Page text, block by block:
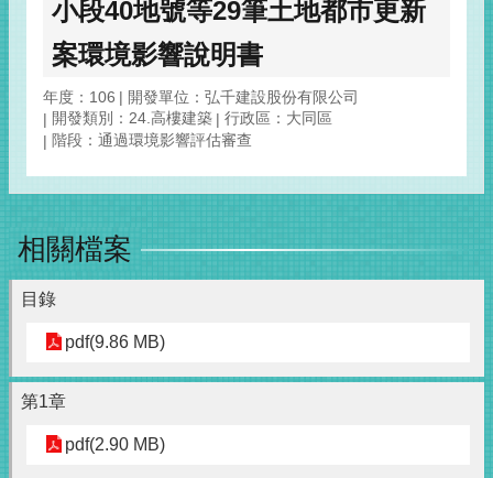
小段40地號等29筆土地都市更新
案環境影響說明書
年度：106
開發單位：弘千建設股份有限公司
開發類別：24.高樓建築
行政區：大同區
階段：通過環境影響評估審查
相關檔案
目錄
pdf(9.86 MB)
第1章
pdf(2.90 MB)